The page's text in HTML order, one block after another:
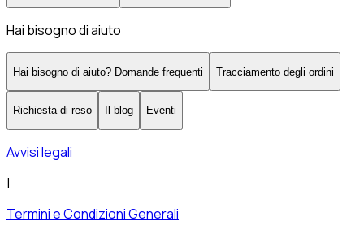
Hai bisogno di aiuto
Hai bisogno di aiuto? Domande frequenti Tracciamento degli ordini
Richiesta di reso Il blog Eventi
Avvisi legali
|
Termini e Condizioni Generali